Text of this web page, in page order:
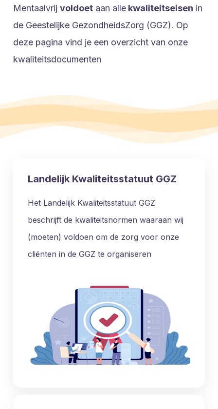
Mentaalvrij voldoet aan alle kwaliteitseisen in
de Geestelijke GezondheidsZorg (GGZ). Op
deze pagina vind je een overzicht van onze
kwaliteitsdocumenten
Landelijk Kwaliteitsstatuut GGZ
Het Landelijk Kwaliteitsstatuut GGZ
beschrijft de kwaliteitsnormen waaraan wij
(moeten) voldoen om de zorg voor onze
cliënten in de GGZ te organiseren